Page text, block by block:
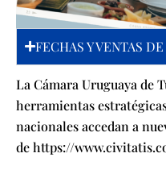
FECHAS Y VENTAS
La Cámara Uruguaya de
herramientas
nacionales accedan a
de https://